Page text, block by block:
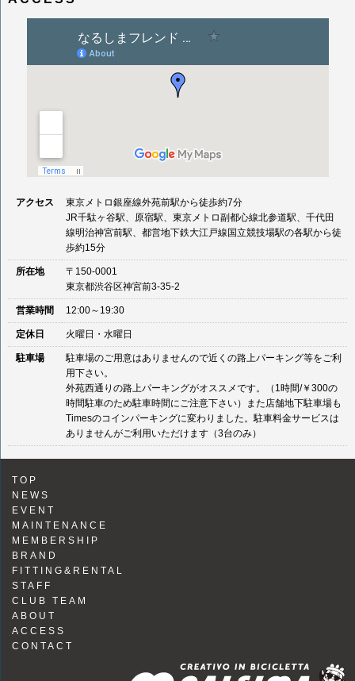
アクセス
東京メトロ銀座線外苑前駅から徒歩約7分
JR千駄ヶ谷駅、原宿駅、東京メトロ副都心線北参道駅、千代田
線明治神宮前駅、都営地下鉄大江戸線国立競技場駅の各駅から徒
歩約15分
所在地
〒150-0001
東京都渋谷区神宮前3-35-2
営業時間 12:00～19:30
定休日 火曜日・水曜日
駐車場
駐車場のご用意はありませんので近くの路上パーキング等をご利
用下さい。
外苑西通りの路上パーキングがオススメです。（1時間/￥300の
時間駐車のため駐車時間にご注意下さい）また店舗地下駐車場も
Timesのコインパーキングに変わりました。駐車料金サービスは
ありませんがご利用いただけます（3台のみ）
TOP
NEWS
EVENT
MAINTENANCE
MEMBERSHIP
BRAND
FITTING&RENTAL
STAFF
CLUB TEAM
ABOUT
ACCESS
CONTACT